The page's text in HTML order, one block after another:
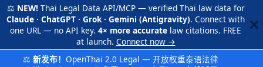
⚖️ NEW! Thai Legal Data API/MCP — verified Thai law data for
Claude · ChatGPT · Grok · Gemini (Antigravity). Connect with
one URL — no API key. 4× more accurate law citations. FREE
at launch. Connect now →
⚖️新发布！OpenThai 2.0 Legal — 开放权重泰语法律